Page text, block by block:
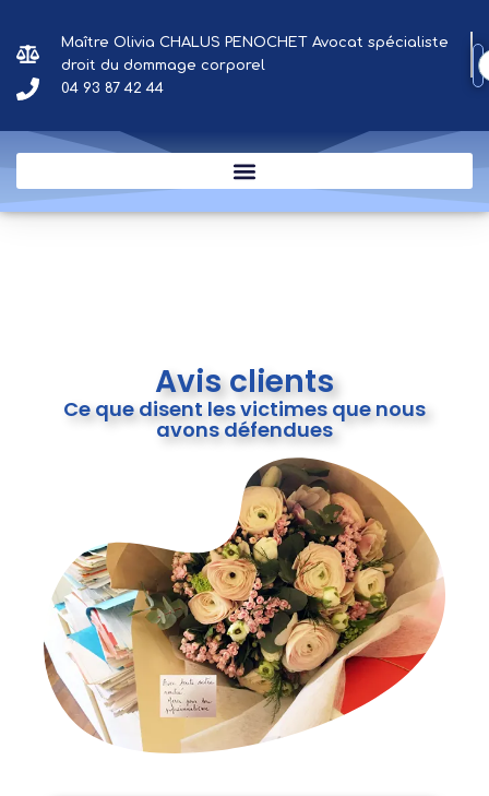
contenu
Maître Olivia CHALUS PENOCHET Avocat spécialiste
droit du dommage corporel
04 93 87 42 44
Avis clients
Ce que disent les victimes que nous
avons défendues